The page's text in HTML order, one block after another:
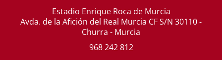
Estadio Enrique Roca de Murcia
Avda. de la Afición del Real Murcia CF S/N 30110 -
Churra - Murcia
968 242 812